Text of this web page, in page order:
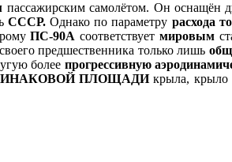
пассажирским самолётом. Он оснащён
СССР. Однако по параметру расхода
ПС-90А соответствует мировым
предшественника только лишь
более прогрессивную
ПЛОЩАДИкрыла, крыло